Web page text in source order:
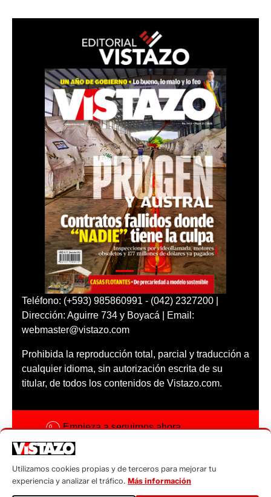
Teléfono: (+593) 985860991 - (042) 2327200 |
Dirección: Aguirre 734 y Boyacá | Email:
webmaster@vistazo.com
Prohibida la reproducción total, parcial y traducción a
cualquier idioma, sin autorización escrita de su
titular, de todos los contenidos de Vistazo.com.
Empieza a seguirnos ahora
Código ética
Sugerencias a:
Utilizamos cookies propias y de terceros para mejorar tu
experiencia y analizar el tráfico. Más información